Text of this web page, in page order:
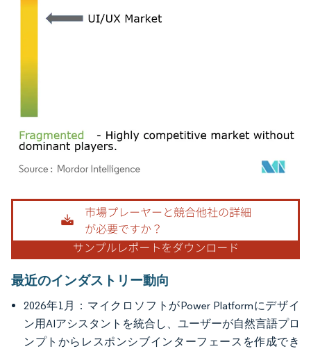
画像 © Mordor Intelligence。再利用にはCC BY 4.0の表示が必要です。
最近のインダストリー動向
2026年1月：マイクロソフトがPower Platformにデザイ
ン用AIアシスタントを統合し、ユーザーが自然言語プロ
ンプトからレスポンシブインターフェースを作成でき